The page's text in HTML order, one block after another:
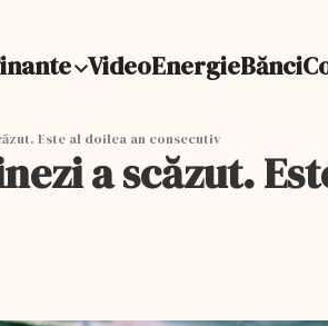
VideoEnergieBănci
Este al doilea an consecutiv
a scăzut.